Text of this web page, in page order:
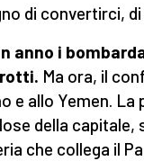
di convertirci,
anno i
Ma ora, il
e allo Yemen.
della capitale,
che collega il